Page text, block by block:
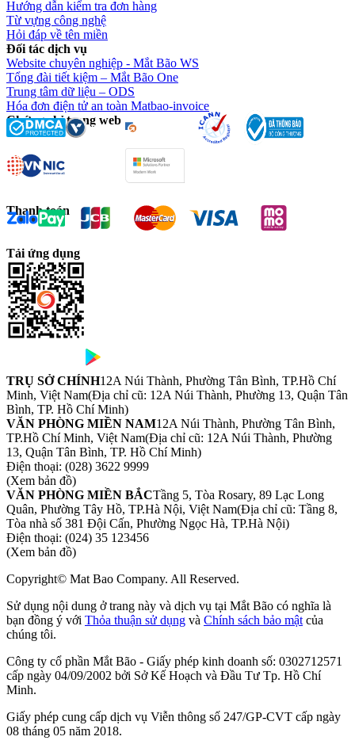
Hướng dẫn kiểm tra đơn hàng
Từ vựng công nghệ
Hỏi đáp về tên miền
Đối tác dịch vụ
Website chuyên nghiệp - Mắt Bão WS
Tổng đài tiết kiệm – Mắt Bão One
Trung tâm dữ liệu – ODS
Hóa đơn điện tử an toàn Matbao-invoice
Chứng chỉ trang web
Thanh toán
Tải ứng dụng
TRỤ SỞ CHÍNH12A Núi Thành, Phường Tân Bình, TP.Hồ Chí
Minh, Việt Nam(Địa chỉ cũ: 12A Núi Thành, Phường 13, Quận Tân
Bình, TP. Hồ Chí Minh)
VĂN PHÒNG MIỀN NAM12A Núi Thành, Phường Tân Bình,
TP.Hồ Chí Minh, Việt Nam(Địa chỉ cũ: 12A Núi Thành, Phường
13, Quận Tân Bình, TP. Hồ Chí Minh)
Điện thoại: (028) 3622 9999
(Xem bản đồ)
VĂN PHÒNG MIỀN BẮCTầng 5, Tòa Rosary, 89 Lạc Long
Quân, Phường Tây Hồ, TP.Hà Nội, Việt Nam(Địa chỉ cũ: Tầng 8,
Tòa nhà số 381 Đội Cấn, Phường Ngọc Hà, TP.Hà Nội)
Điện thoại: (024) 35 123456
(Xem bản đồ)
Copyright© Mat Bao Company. All Reserved.
Sử dụng nội dung ở trang này và dịch vụ tại Mắt Bão có nghĩa là
bạn đồng ý với Thỏa thuận sử dụng và Chính sách bảo mật của
chúng tôi.
Công ty cổ phần Mắt Bão - Giấy phép kinh doanh số: 0302712571
cấp ngày 04/09/2002 bởi Sở Kế Hoạch và Đầu Tư Tp. Hồ Chí
Minh.
Giấy phép cung cấp dịch vụ Viễn thông số 247/GP-CVT cấp ngày
08 tháng 05 năm 2018.